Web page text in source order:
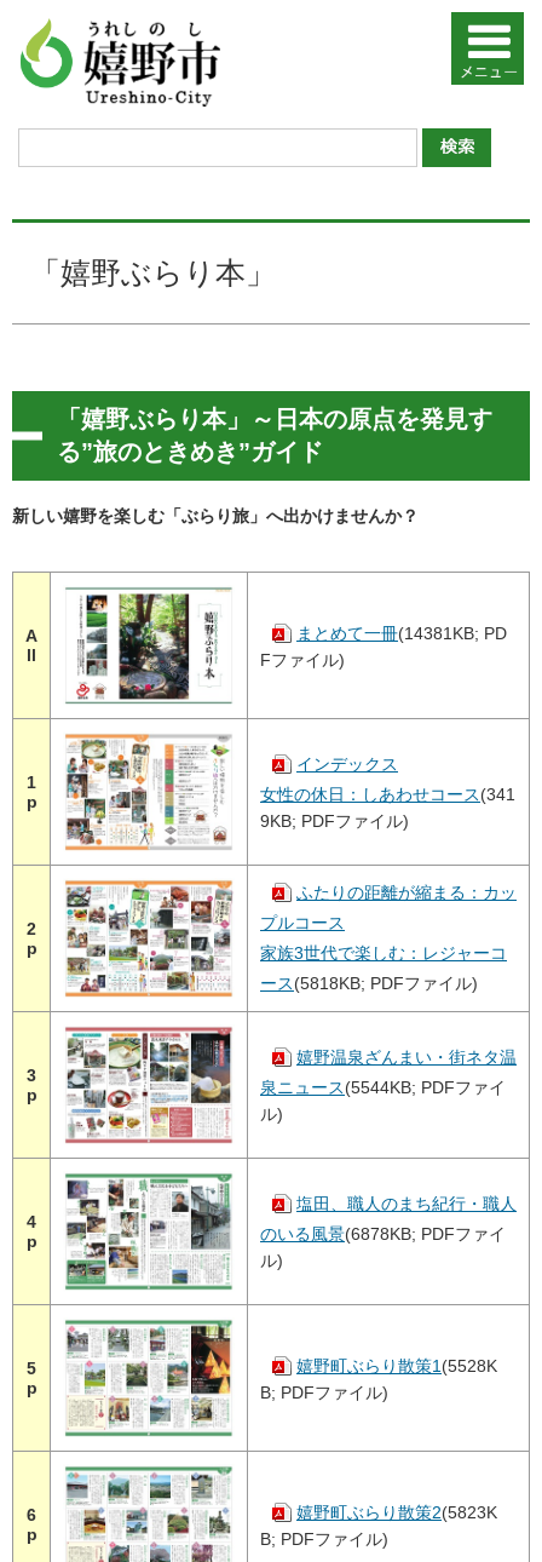
「嬉野ぶらり本」
「嬉野ぶらり本」～日本の原点を発見す
る”旅のときめき”ガイド
新しい嬉野を楽しむ「ぶらり旅」へ出かけませんか？
A
ll
まとめて一冊(14381KB; PD
Fファイル)
1
p
インデックス
女性の休日：しあわせコース(341
9KB; PDFファイル)
2
p
ふたりの距離が縮まる：カッ
プルコース
家族3世代で楽しむ：レジャーコ
ース(5818KB; PDFファイル)
3
p
嬉野温泉ざんまい・街ネタ温
泉ニュース(5544KB; PDFファイ
ル)
4
p
塩田、職人のまち紀行・職人
のいる風景(6878KB; PDFファイ
ル)
5
p
嬉野町ぶらり散策1 (5528K
B; PDFファイル)
6
p
嬉野町ぶらり散策2(5823K
B; PDFファイル)